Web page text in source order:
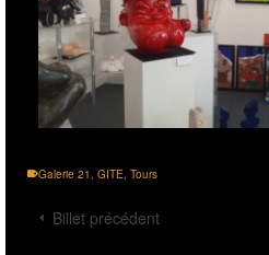
Galerie 21, GITE, Tours
Billet précédent